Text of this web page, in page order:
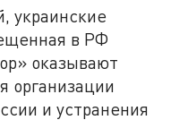
украинские
в РФ
оказывают
организации
и устранения